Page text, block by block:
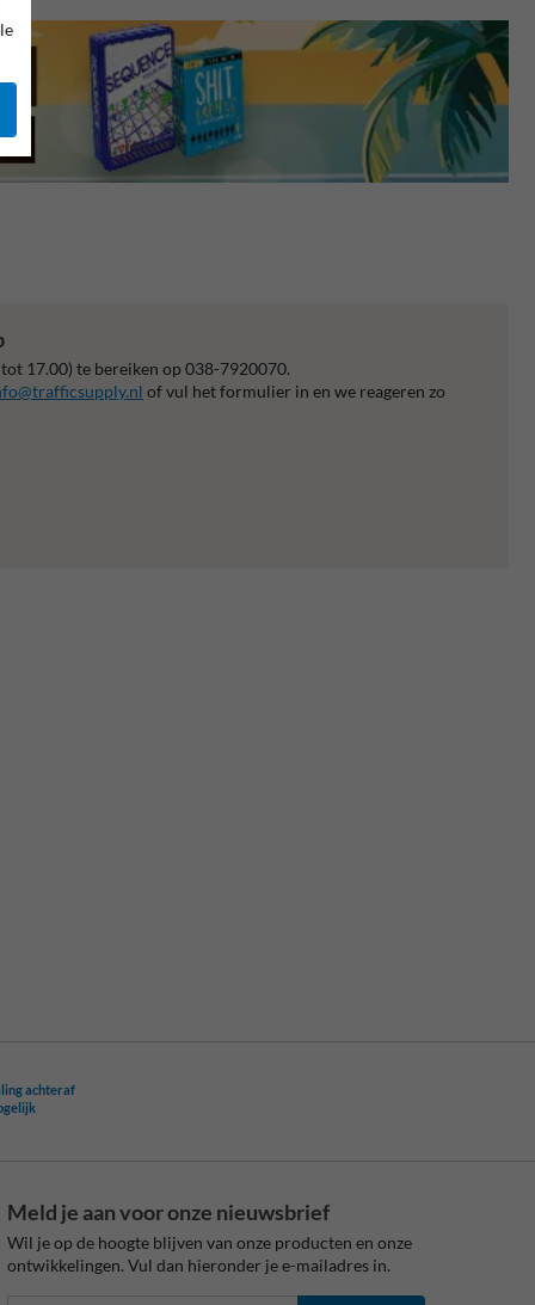
17.00) te bereiken op 038-7920070.
of vul het formulier in en we reageren zo
achteraf
Meld je aan voor onze nieuwsbrief
Wil je op de hoogte blijven van onze producten en onze
ontwikkelingen. Vul dan hieronder je e-mailadres in.